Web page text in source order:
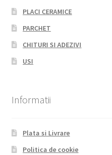
PLACI CERAMICE
PARCHET
CHITURI SI ADEZIVI
USI
Informatii
Plata si Livrare
Politica de cookie